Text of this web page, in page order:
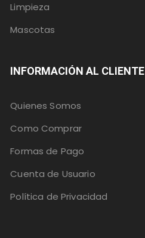
Limpieza
Mascotas
INFORMACIÓN AL CLIENTE
Quienes Somos
Como Comprar
Formas de Pago
Cuenta de Usuario
Política de Privacidad